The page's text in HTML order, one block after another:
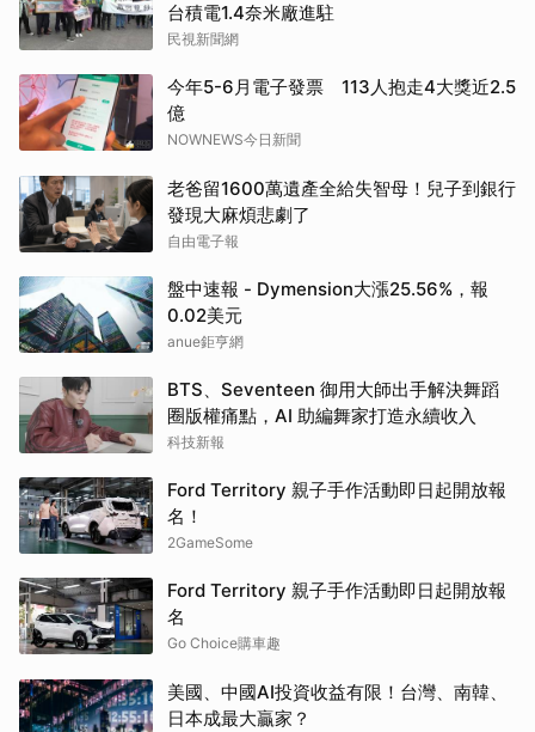
台積電1.4奈米廠進駐
民視新聞網
今年5-6月電子發票 113人抱走4大獎近2.5
億
NOWNEWS今日新聞
老爸留1600萬遺產全給失智母！兒子到銀行
發現大麻煩悲劇了
自由電子報
盤中速報 - Dymension大漲25.56%，報
0.02美元
anue鉅亨網
BTS、Seventeen 御用大師出手解決舞蹈
圈版權痛點，AI 助編舞家打造永續收入
科技新報
Ford Territory 親子手作活動即日起開放報
名！
2GameSome
Ford Territory 親子手作活動即日起開放報
名
Go Choice購車趣
美國、中國AI投資收益有限！台灣、南韓、
日本成最大贏家？